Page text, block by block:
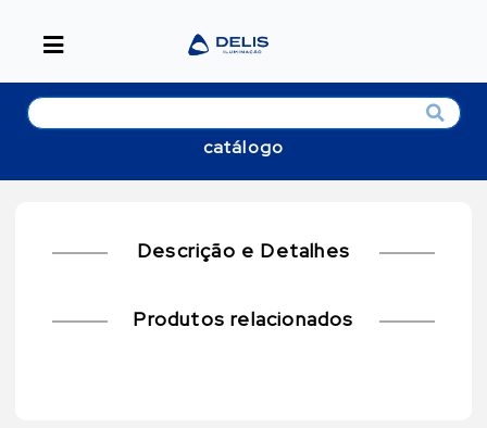
catálogo
Descrição e Detalhes
Produtos relacionados